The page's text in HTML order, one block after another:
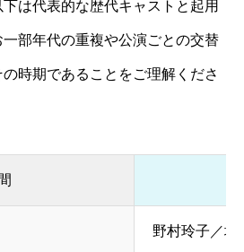
は代表的な歴代キャストと起用
部年代の重複や公演ごとの交替
時期であることをご理解くださ
野村玲子／堀